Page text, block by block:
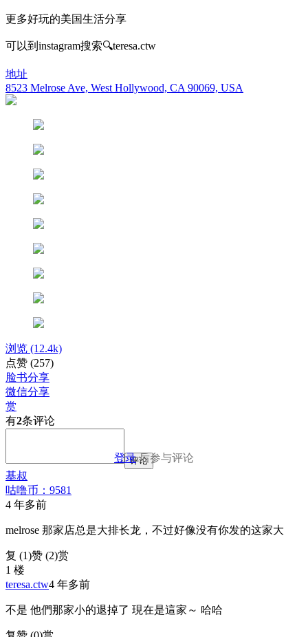
更多好玩的美国生活分享
可以到instagram搜索🔍teresa.ctw
地址
8523 Melrose Ave, West Hollywood, CA 90069, USA
浏览 (12.4k)
点赞 (257)
脸书分享
微信分享
赏
有2条评论
登录后参与评论
评论
基叔
咕噜币：9581
4 年多前
melrose 那家店总是大排长龙，不过好像没有你发的这家大
复 (1)赞 (2)赏
1 楼
teresa.ctw4 年多前
不是 他們那家小的退掉了 現在是這家～ 哈哈